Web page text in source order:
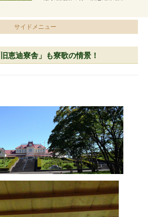
サイドメニュー
恵迪寮舎」も寮歌の情景！